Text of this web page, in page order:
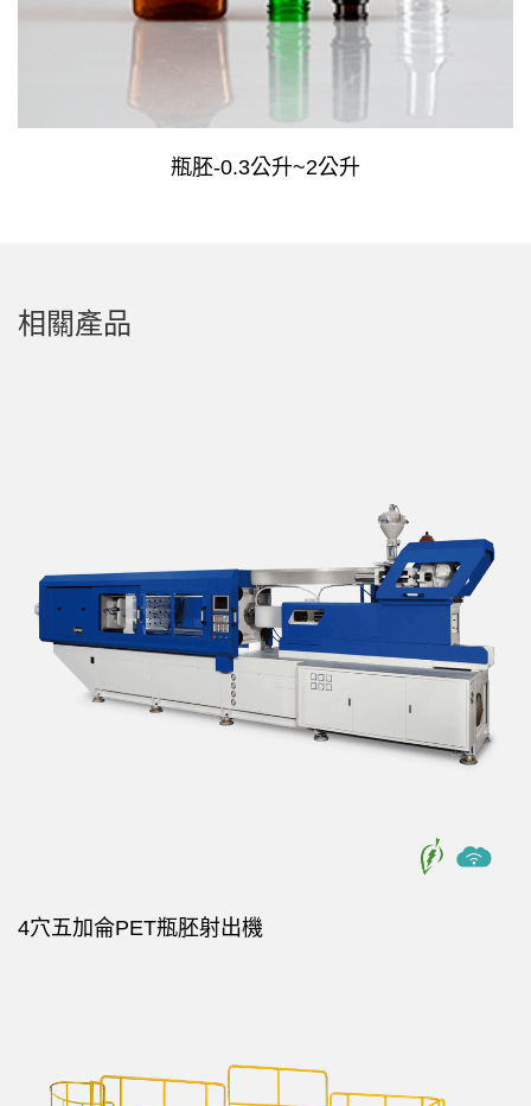
瓶胚-0.3公升~2公升
相關產品
4穴五加侖PET瓶胚射出機